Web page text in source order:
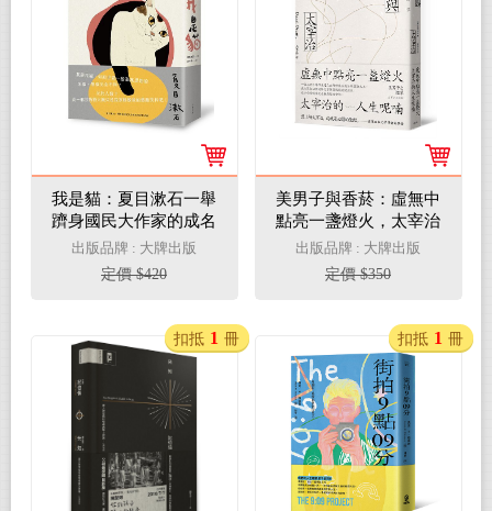
我是貓：夏目漱石一舉
躋身國民大作家的成名
代表作（二版）
出版品牌 : 大牌出版
定價 $420
美男子與香菸：虛無中
點亮一盞燈火，太宰治
的人生呢喃
出版品牌 : 大牌出版
定價 $350
扣抵 1 冊 扣抵 1 冊